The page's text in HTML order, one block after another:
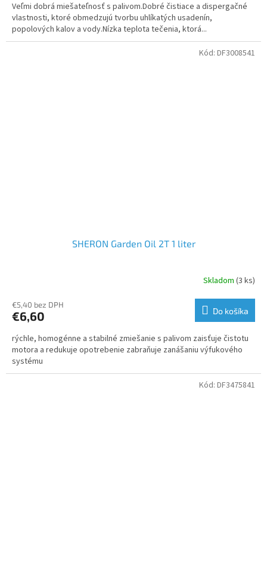
Veľmi dobrá miešateľnosť s palivom.Dobré čistiace a dispergačné
vlastnosti, ktoré obmedzujú tvorbu uhlíkatých usadenín,
popolových kalov a vody.Nízka teplota tečenia, ktorá...
SHERON Garden Oil 2T 1 liter
Skladom (3 ks)
€5,40 bez DPH
€6,60 Do košíka
rýchle, homogénne a stabilné zmiešanie s palivom zaisťuje čistotu
motora a redukuje opotrebenie zabraňuje zanášaniu výfukového
systému
Kód: DF3008541
Kód: DF3475841